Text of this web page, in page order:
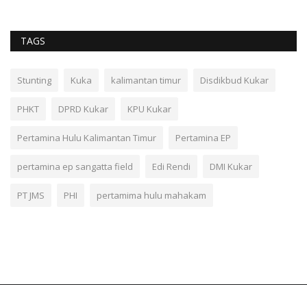
TAGS
Stunting Kuka kalimantan timur Disdikbud Kukar
PHKT DPRD Kukar KPU Kukar
Pertamina Hulu Kalimantan Timur Pertamina EP
pertamina ep sangatta field Edi Rendi DMI Kukar
PT JMS PHI pertamima hulu mahakam